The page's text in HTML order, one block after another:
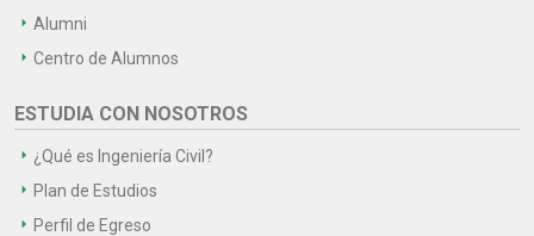
Alumni
Centro de Alumnos
ESTUDIA CON NOSOTROS
¿Qué es Ingeniería Civil?
Plan de Estudios
Perfil de Egreso